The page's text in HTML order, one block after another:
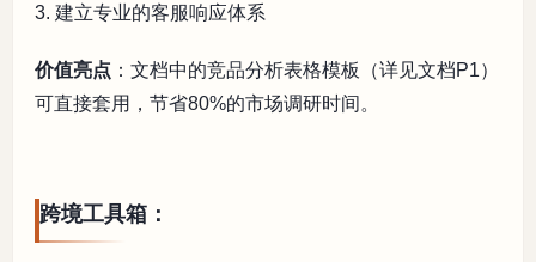
3. 建立专业的客服响应体系
价值亮点 ：文档中的竞品分析表格模板（详见文档P1）
可直接套用，节省80%的市场调研时间。
跨境工具箱：